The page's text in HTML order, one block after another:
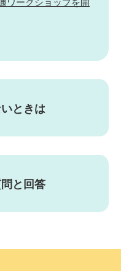
ワークショップを開
ときは
と回答